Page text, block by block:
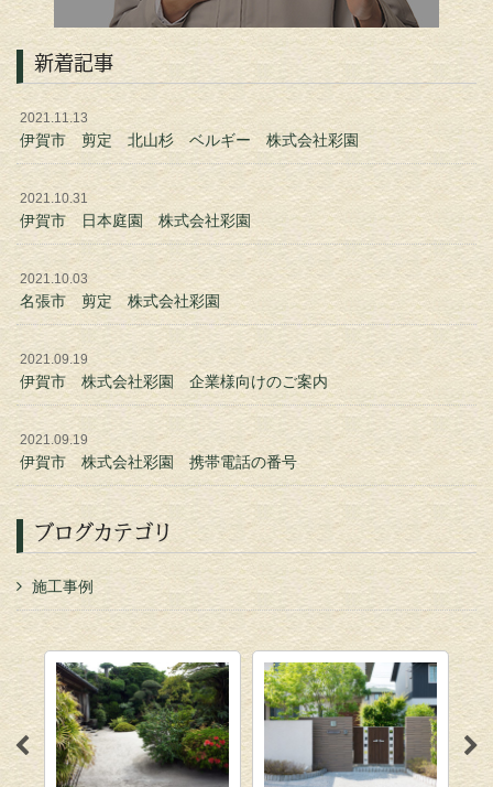
新着記事
2021.11.13
伊賀市 剪定 北山杉 ベルギー 株式会社彩園
2021.10.31
伊賀市 日本庭園 株式会社彩園
2021.10.03
名張市 剪定 株式会社彩園
2021.09.19
伊賀市 株式会社彩園 企業様向けのご案内
2021.09.19
伊賀市 株式会社彩園 携帯電話の番号
ブログカテゴリ
施工事例